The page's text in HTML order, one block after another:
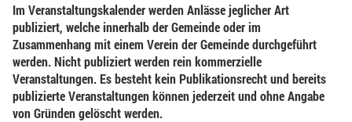
Im Veranstaltungskalender werden Anlässe jeglicher Art
publiziert, welche innerhalb der Gemeinde oder im
Zusammenhang mit einem Verein der Gemeinde durchgeführt
werden. Nicht publiziert werden rein kommerzielle
Veranstaltungen. Es besteht kein Publikationsrecht und bereits
publizierte Veranstaltungen können jederzeit und ohne Angabe
von Gründen gelöscht werden.